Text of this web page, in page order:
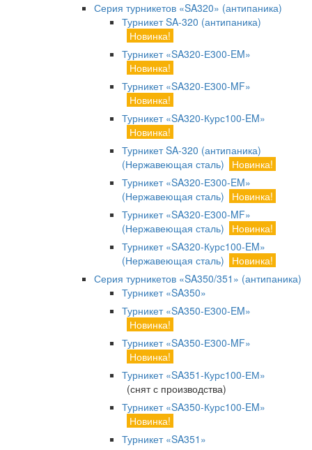
Серия турникетов «SA320» (антипаника)
Турникет SA-320 (антипаника)
Новинка!
Турникет «SA320-Е300-EM»
Новинка!
Турникет «SA320-Е300-MF»
Новинка!
Турникет «SA320-Курс100-EM»
Новинка!
Турникет SA-320 (антипаника)
(Нержавеющая сталь)
Новинка!
Турникет «SA320-Е300-EM»
(Нержавеющая сталь)
Новинка!
Турникет «SA320-Е300-MF»
(Нержавеющая сталь)
Новинка!
Турникет «SA320-Курс100-EM»
(Нержавеющая сталь)
Новинка!
Серия турникетов «SA350/351» (антипаника)
Турникет «SA350»
Турникет «SA350-Е300-EM»
Новинка!
Турникет «SA350-Е300-MF»
Новинка!
Турникет «SA351-Курс100-ЕМ»
(снят с производства)
Турникет «SA350-Курс100-EM»
Новинка!
Турникет «SA351»